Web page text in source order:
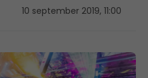
10 september 2019, 11:00